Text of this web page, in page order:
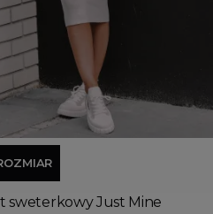
Dodaj do koszyka
Wyprzedany
sweterkowy Just Mine